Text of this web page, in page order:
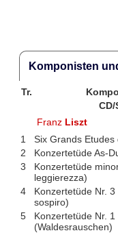
Komponisten
Tr.
CD/
Franz Liszt
1
Six Grands
2
Konzertetüde As-
3
Konzertetüde
leggierezza)
4
Konzertetüde Nr.
sospiro)
5
Konzertetüde Nr.
(Waldesrauschen)